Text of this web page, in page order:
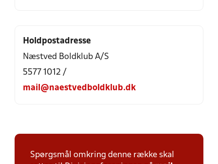
Holdpostadresse
Næstved Boldklub A/S
5577 1012 /
mail@naestvedboldklub.dk
Spørgsmål omkring denne række skal